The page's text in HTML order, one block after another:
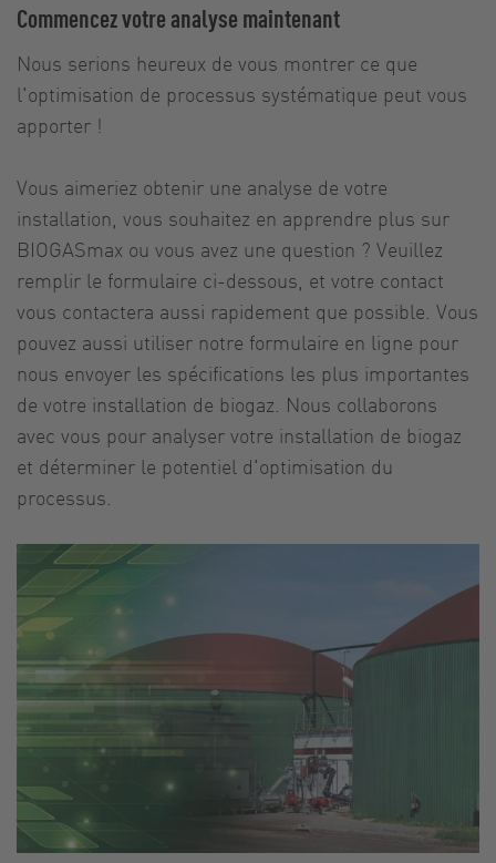
Commencez votre analyse maintenant
Nous serions heureux de vous montrer ce que
l'optimisation de processus systématique peut vous
apporter !
Vous aimeriez obtenir une analyse de votre
installation, vous souhaitez en apprendre plus sur
BIOGASmax ou vous avez une question ? Veuillez
remplir le formulaire ci-dessous, et votre contact
vous contactera aussi rapidement que possible. Vous
pouvez aussi utiliser notre formulaire en ligne pour
nous envoyer les spécifications les plus importantes
de votre installation de biogaz. Nous collaborons
avec vous pour analyser votre installation de biogaz
et déterminer le potentiel d'optimisation du
processus.